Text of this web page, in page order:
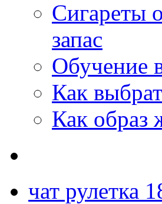
Сигареты
запас
Обучение
Как
Как образ
чат рулетка